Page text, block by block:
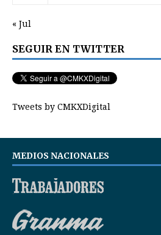
« Jul
SEGUIR EN TWITTER
Tweets by CMKXDigital
MEDIOS NACIONALES